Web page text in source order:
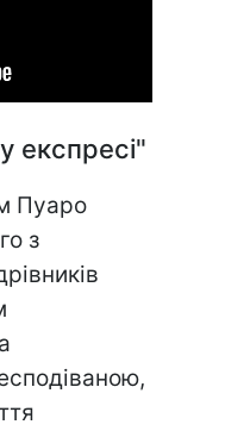
експресі"
Пуаро
з